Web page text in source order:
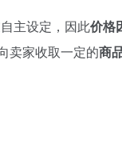
主设定，因此价格
卖家收取一定的商